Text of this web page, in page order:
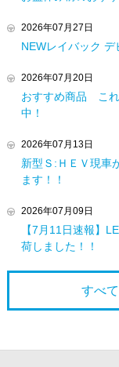
2026年07月27日
NEWレイバック デ
2026年07月20日
おすすめ商品 これ
中！
2026年07月13日
新型Ｓ:ＨＥＶ現車
ます！！
2026年07月09日
【7月11日速報】
荷しました！！
すべ